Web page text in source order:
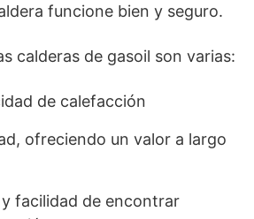
funcione bien y seguro.
calderas de gasoil son varias:
de calefacción
ofreciendo un valor a largo
facilidad de encontrar